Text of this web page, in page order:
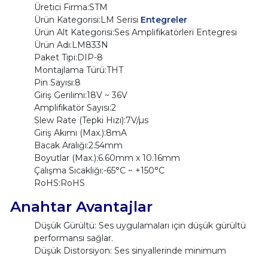
Üretici Firma:STM
Ürün Kategorisi:LM Serisi Entegreler
Ürün Alt Kategorisi:Ses Amplifikatörleri Entegresi
Ürün Adı:LM833N
Paket Tipi:DIP-8
Montajlama Türü:THT
Pin Sayısı:8
Giriş Gerilimi:18V ~ 36V
Amplifikatör Sayısı:2
Slew Rate (Tepki Hızı):7V/µs
Giriş Akımı (Max.):8mA
Bacak Aralığı:2.54mm
Boyutlar (Max.):6.60mm x 10.16mm
Çalışma Sıcaklığı:-65°C ~ +150°C
RoHS:RoHS
Anahtar Avantajlar
Düşük Gürültü: Ses uygulamaları için düşük gürültü
performansı sağlar.
Düşük Distorsiyon: Ses sinyallerinde minimum